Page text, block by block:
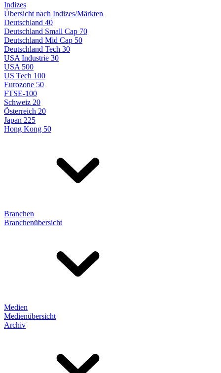
Indizes
Übersicht nach Indizes/Märkten
Deutschland 40
Deutschland Small Cap 70
Deutschland Mid Cap 50
Deutschland Tech 30
USA Industrie 30
USA 500
US Tech 100
Eurozone 50
FTSE-100
Schweiz 20
Österreich 20
Japan 225
Hong Kong 50
Branchen
Branchenübersicht
Medien
Medienübersicht
Archiv